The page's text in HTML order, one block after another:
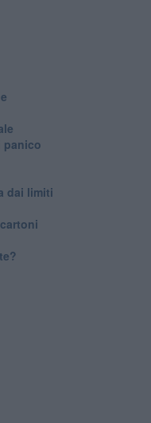
panico
dai limiti